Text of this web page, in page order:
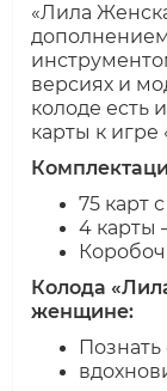
«Лила
версиях и
колоде есть
карты к игре
75 карт
4 карты
Колода
женщине:
Познать